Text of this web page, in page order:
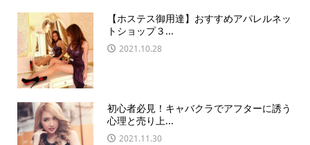
【ホステス御用達】おすすめアパレルネッ
トショップ３...
2021.10.28
初心者必見！キャバクラでアフターに誘う
心理と売り上...
2021.11.30